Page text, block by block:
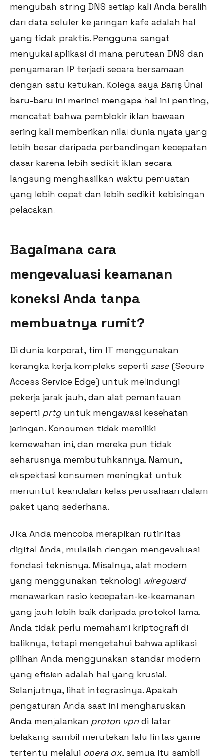
mengubah string DNS setiap kali Anda beralih
dari data seluler ke jaringan kafe adalah hal
yang tidak praktis. Pengguna sangat
menyukai aplikasi di mana perutean DNS dan
penyamaran IP terjadi secara bersamaan
dengan satu ketukan. Kolega saya Barış Ünal
baru-baru ini merinci mengapa hal ini penting,
mencatat bahwa pemblokir iklan bawaan
sering kali memberikan nilai dunia nyata yang
lebih besar daripada perbandingan kecepatan
dasar karena lebih sedikit iklan secara
langsung menghasilkan waktu pemuatan
yang lebih cepat dan lebih sedikit kebisingan
pelacakan.
Bagaimana cara
mengevaluasi keamanan
koneksi Anda tanpa
membuatnya rumit?
Di dunia korporat, tim IT menggunakan
kerangka kerja kompleks seperti sase (Secure
Access Service Edge) untuk melindungi
pekerja jarak jauh, dan alat pemantauan
seperti prtguntuk mengawasi kesehatan
jaringan. Konsumen tidak memiliki
kemewahan ini, dan mereka pun tidak
seharusnya membutuhkannya. Namun,
ekspektasi konsumen meningkat untuk
menuntut keandalan kelas perusahaan dalam
paket yang sederhana.
Jika Anda mencoba merapikan rutinitas
digital Anda, mulailah dengan mengevaluasi
fondasi teknisnya. Misalnya, alat modern
yang menggunakan teknologi wireguard
menawarkan rasio kecepatan-ke-keamanan
yang jauh lebih baik daripada protokol lama.
Anda tidak perlu memahami kriptografi di
baliknya, tetapi mengetahui bahwa aplikasi
pilihan Anda menggunakan standar modern
yang efisien adalah hal yang krusial.
Selanjutnya, lihat integrasinya. Apakah
pengaturan Anda saat ini mengharuskan
Anda menjalankan proton vpn di latar
belakang sambil merutekan lalu lintas game
tertentu melalui opera gx, semua itu sambil